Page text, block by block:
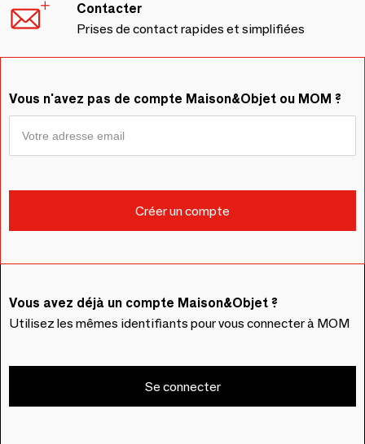
Contacter
Prises de contact rapides et simplifiées
Vous n'avez pas de compte Maison&Objet ou MOM ?
Vous avez déjà un compte Maison&Objet ?
Utilisez les mêmes identifiants pour vous connecter à MOM
Se connecter